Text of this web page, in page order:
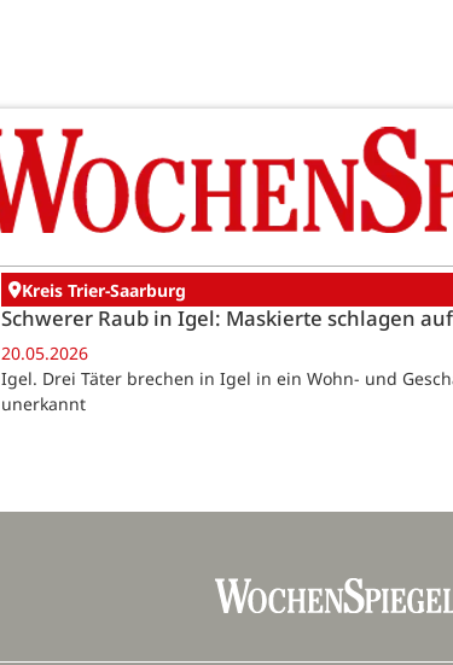
Kreis Trier-Saarburg
Schwerer Raub in Igel: Maskierte schlagen
20.05.2026
Igel. Drei Täter brechen in Igel in ein Wohn- und
unerkannt